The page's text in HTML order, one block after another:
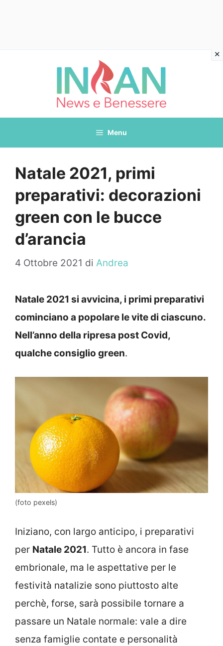
Menu
Natale 2021, primi
preparativi: decorazioni
green con le bucce
d’arancia
4 Ottobre 2021 di Andrea
Natale 2021 si avvicina, i primi preparativi
cominciano a popolare le vite di ciascuno.
Nell’anno della ripresa post Covid,
qualche consiglio green.
(foto pexels)
Iniziano, con largo anticipo, i preparativi
per Natale 2021. Tutto è ancora in fase
embrionale, ma le aspettative per le
festività natalizie sono piuttosto alte
perchè, forse, sarà possibile tornare a
passare un Natale normale: vale a dire
senza famiglie contate e personalità